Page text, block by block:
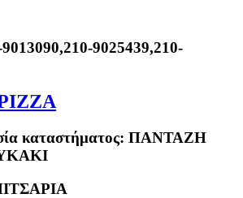
9025439,210-
καταστήματος: ΠΑΝΤΑΖΗ